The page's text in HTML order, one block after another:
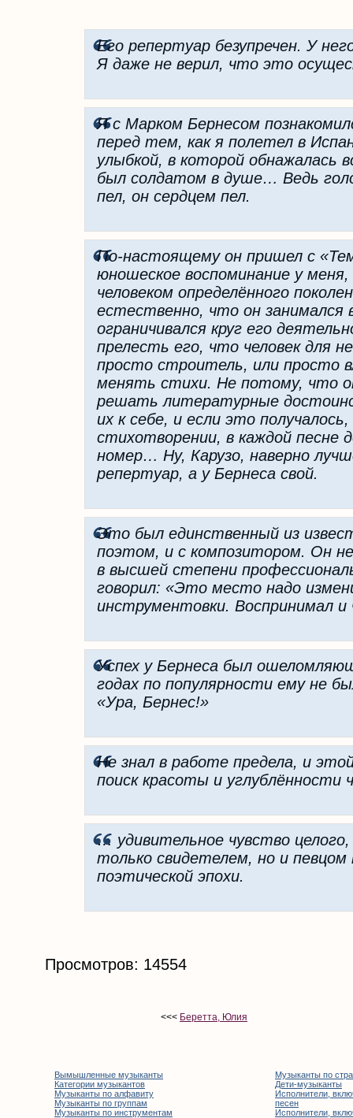
Его репертуар безупречен. У
Я даже не верил, что это
Я с Марком Бернесом
перед тем, как я полетел в
улыбкой, в которой обнажалась
был солдатом в душе… Ведь
пел, он сердцем пел.
По-настоящему он пришел с
юношеское воспоминание у
человеком определённого
естественно, что он
ограничивался круг его
прелесть его, что человек для
просто строитель, или просто
менять стихи. Не потому, что
решать литературные
их к себе, и если это
стихотворении, в каждой песне
номер… Ну, Карузо, наверно
репертуар, а у Бернеса свой.
Это был единственный из
поэтом, и с композитором. Он
в высшей степени
говорил: «Это место надо
инструментовки. Воспринимал
Успех у Бернеса был
годах по популярности ему не
«Ура, Бернес!»
Не знал в работе предела, и
поиск красоты и углублённости
… удивительное чувство
только свидетелем, но и
поэтической эпохи.
Просмотров: 14554
<<< Беретта, Юлия
Вымышленные музыканты
Категории музыкантов
Музыканты по алфавиту
Музыканты по группам
Музыканты по инструментам
Музыканты по
Дети-музыканты
Исполнители,
песен
Исполнители,